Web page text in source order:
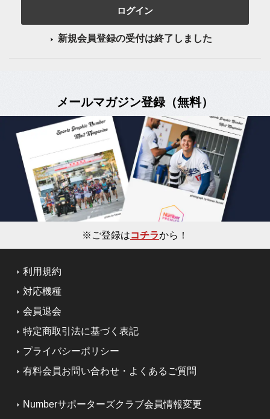
ログイン
新規会員登録の受付は終了しました
メールマガジン登録（無料）
※ご登録はコチラから！
利用規約
対応機種
会員退会
特定商取引法に基づく表記
プライバシーポリシー
有料会員お問い合わせ・よくあるご質問
Numberサポーターズクラブ会員情報変更